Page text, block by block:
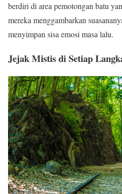
berdiri di area pemotongan batu
mereka menggambarkan
menyimpan sisa emosi masa lalu.
Jejak Mistis di Setiap